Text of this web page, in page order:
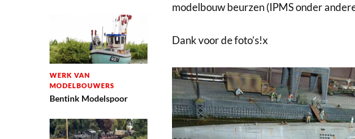
WERK VAN
MODELBOUWERS
Bentink Modelspoor
modelbouw beurzen (IPMS onder
Dank voor de foto’s!x